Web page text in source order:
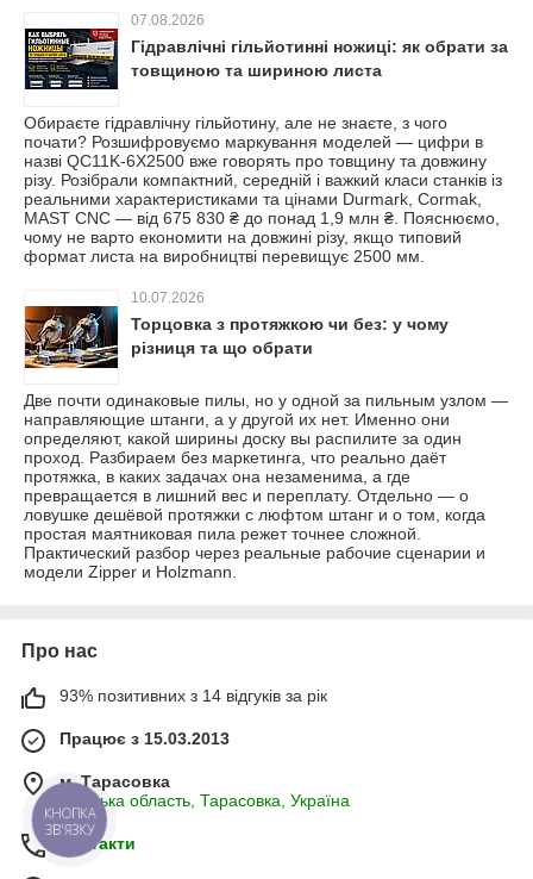
07.08.2026
Гідравлічні гільйотинні ножиці: як обрати за
товщиною та шириною листа
Обираєте гідравлічну гільйотину, але не знаєте, з чого
почати? Розшифровуємо маркування моделей — цифри в
назві QC11K-6X2500 вже говорять про товщину та довжину
різу. Розібрали компактний, середній і важкий класи станків із
реальними характеристиками та цінами Durmark, Cormak,
MAST CNC — від 675 830 ₴ до понад 1,9 млн ₴. Пояснюємо,
чому не варто економити на довжині різу, якщо типовий
формат листа на виробництві перевищує 2500 мм.
10.07.2026
Торцовка з протяжкою чи без: у чому
різниця та що обрати
Две почти одинаковые пилы, но у одной за пильным узлом —
направляющие штанги, а у другой их нет. Именно они
определяют, какой ширины доску вы распилите за один
проход. Разбираем без маркетинга, что реально даёт
протяжка, в каких задачах она незаменима, а где
превращается в лишний вес и переплату. Отдельно — о
ловушке дешёвой протяжки с люфтом штанг и о том, когда
простая маятниковая пила режет точнее сложной.
Практический разбор через реальные рабочие сценарии и
модели Zipper и Holzmann.
Про нас
93% позитивних з 14 відгуків за рік
Працює з 15.03.2013
м. Тарасовка
Київська область, Тарасовка, Україна
Контакти
КНОПКА
ЗВ'ЯЗКУ